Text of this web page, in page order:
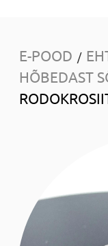
E-POOD /
HÕBEDAST